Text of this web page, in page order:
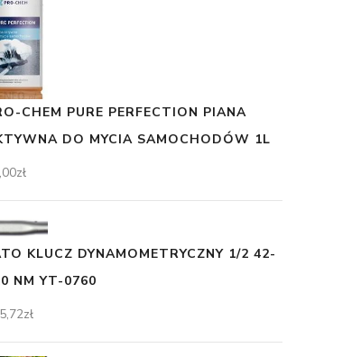
CHEM PURE PERFECTION PIANA
DO MYCIA SAMOCHODÓW 1L
zł
KLUCZ DYNAMOMETRYCZNY 1/2 42-
NM YT-0760
zł